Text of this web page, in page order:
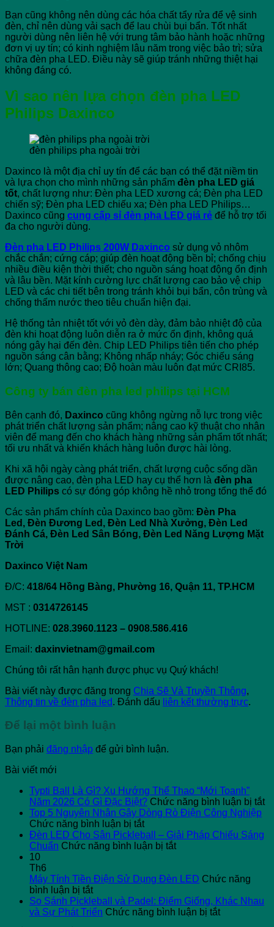
Bạn cũng không nên dùng các hóa chất tẩy rửa để vệ sinh
đèn, chỉ nên dùng vải sạch để lau chùi bụi bẩn. Tốt nhất
người dùng nên liên hệ với trung tâm bảo hành hoặc những
đơn vị uy tín; có kinh nghiệm lâu năm trong việc bảo trì; sửa
chữa đèn pha LED. Điều này sẽ giúp tránh những thiệt hại
không đáng có.
Vì sao nên lựa chọn đèn pha LED
Philips Daxinco
đèn philips pha ngoài trời
Daxinco là một địa chỉ uy tín để các bạn có thể đặt niềm tin
và lựa chọn cho mình những sản phẩm đèn pha LED giá
tốt, chất lượng như: Đèn pha LED xương cá; Đèn pha LED
chiến sỹ; Đèn pha LED chiếu xa; Đèn pha LED Philips…
Daxinco cũng cung cấp sỉ đèn pha LED giá rẻ để hỗ trợ tối
đa cho người dùng.
Đèn pha LED Philips 200W Daxinco sử dụng vỏ nhôm
chắc chắn; cứng cáp; giúp đèn hoạt động bền bỉ; chống chịu
nhiều điều kiện thời thiết; cho nguồn sáng hoạt động ổn định
và lâu bền. Mặt kính cường lực chất lượng cao bảo vệ chip
LED và các chi tiết bên trong tránh khỏi bụi bẩn, côn trùng và
chống thấm nước theo tiêu chuẩn hiện đại.
Hệ thống tản nhiệt tốt với vỏ đèn dày, đảm bảo nhiệt độ của
đèn khi hoạt động luôn diễn ra ở mức ổn định, không quá
nóng gây hại đến đèn. Chip LED Philips tiên tiến cho phép
nguồn sáng cân bằng; Không nhấp nháy; Góc chiếu sáng
lớn; Quang thông cao; Độ hoàn màu luôn đạt mức CRI85.
Công ty bán đèn pha led philips tại HCM
Bên cạnh đó, Daxinco cũng không ngừng nỗ lực trong việc
phát triển chất lượng sản phẩm; nâng cao kỹ thuật cho nhân
viên để mang đến cho khách hàng những sản phẩm tốt nhất;
tối ưu nhất và khiến khách hàng luôn được hài lòng.
Khi xã hội ngày càng phát triển, chất lượng cuộc sống dần
được nâng cao, đèn pha LED hay cụ thể hơn là đèn pha
LED Philips có sự đóng góp không hề nhỏ trong tổng thể đó
Các sản phẩm chính của Daxinco bao gồm: Đèn Pha
Led, Đèn Đương Led, Đèn Led Nhà Xưởng, Đèn Led
Đánh Cá, Đèn Led Sân Bóng, Đèn Led Năng Lượng Mặt
Trời
Daxinco Việt Nam
Đ/C: 418/64 Hồng Bàng, Phường 16, Quận 11, TP.HCM
MST : 0314726145
HOTLINE: 028.3960.1123 – 0908.586.416
Email: daxinvietnam@gmail.com
Chúng tôi rất hân hạnh được phục vụ Quý khách!
Bài viết này được đăng trong Chia Sẽ Và Truyền Thông,
Thông tin về đèn pha led. Đánh dấu liên kết thường trực.
Để lại một bình luận
Bạn phải đăng nhập để gửi bình luận.
Bài viết mới
Typti Ball Là Gì? Xu Hướng Thể Thao “Mới Toanh”
Năm 2026 Có Gì Đặc Biệt? Chức năng bình luận bị tắtở
Top 5 Nguyên Nhân Gây Dòng Rò Điện Công Nghiệp
Chức năng bình luận bị tắtở
Top
5
Gây
Rò
Điện
Đèn LED Cho Sân Pickleball – Giải Pháp Chiếu Sáng
Chuẩn Chức năng bình luận bị tắtở
Cho
Pickleball
–
10
Th6
Máy Tính Tiền Điện Sử Dụng Đèn LED Chức năng
bình luận bị tắtở
Máy
Tính
So Sánh Pickleball và Padel: Điểm Giống, Khác Nhau
và Sự Phát Triển Chức năng bình luận bị tắtở